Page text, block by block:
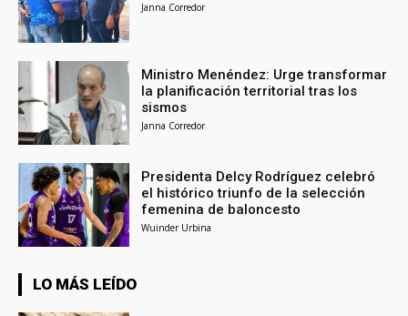
Janna Corredor
Ministro Menéndez: Urge transformar
la planificación territorial tras los
sismos
Janna Corredor
Presidenta Delcy Rodríguez celebró
el histórico triunfo de la selección
femenina de baloncesto
Wuinder Urbina
LO MÁS LEÍDO